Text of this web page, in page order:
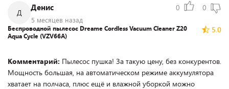
Д
Денис
5 месяцев назад
0 0
5.0
Беспроводной пылесос Dreame Cordless Vacuum Cleaner Z20
Aqua Cycle (VZV66A)
Комментарий: Пылесос пушка! За такую цену, без конкурентов.
Мощность большая, на автоматическом режиме аккумулятора
хватает на полчаса, плюс ещё и влажной уборкой можно